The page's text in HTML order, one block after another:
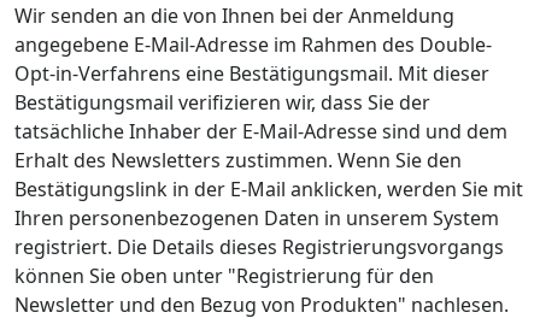
Wir senden an die von Ihnen bei der Anmeldung
angegebene E-Mail-Adresse im Rahmen des Double-
Opt-in-Verfahrens eine Bestätigungsmail. Mit dieser
Bestätigungsmail verifizieren wir, dass Sie der
tatsächliche Inhaber der E-Mail-Adresse sind und dem
Erhalt des Newsletters zustimmen. Wenn Sie den
Bestätigungslink in der E-Mail anklicken, werden Sie mit
Ihren personenbezogenen Daten in unserem System
registriert. Die Details dieses Registrierungsvorgangs
können Sie oben unter "Registrierung für den
Newsletter und den Bezug von Produkten" nachlesen.